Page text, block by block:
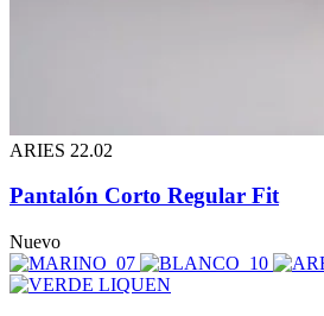
ARIES 22.02
Pantalón Corto Regular Fit
Nuevo